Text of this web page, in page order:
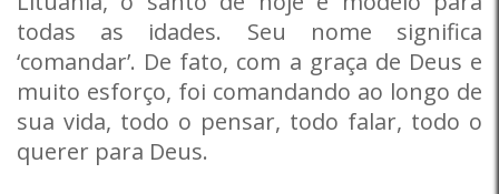
todas as idades. Seu nome significa
‘comandar’. De fato, com a graça de Deus e
muito esforço, foi comandando ao longo de
sua vida, todo o pensar, todo falar, todo o
querer para Deus.